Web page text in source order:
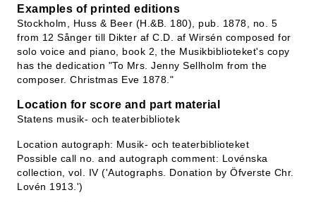
Examples of printed editions
Stockholm, Huss & Beer (H.&B. 180), pub. 1878, no. 5
from 12 Sånger till Dikter af C.D. af Wirsén composed for
solo voice and piano, book 2, the Musikbiblioteket's copy
has the dedication "To Mrs. Jenny Sellholm from the
composer. Christmas Eve 1878."
Location for score and part material
Statens musik- och teaterbibliotek
Location autograph: Musik- och teaterbiblioteket
Possible call no. and autograph comment: Lovénska
collection, vol. IV ('Autographs. Donation by Öfverste Chr.
Lovén 1913.')